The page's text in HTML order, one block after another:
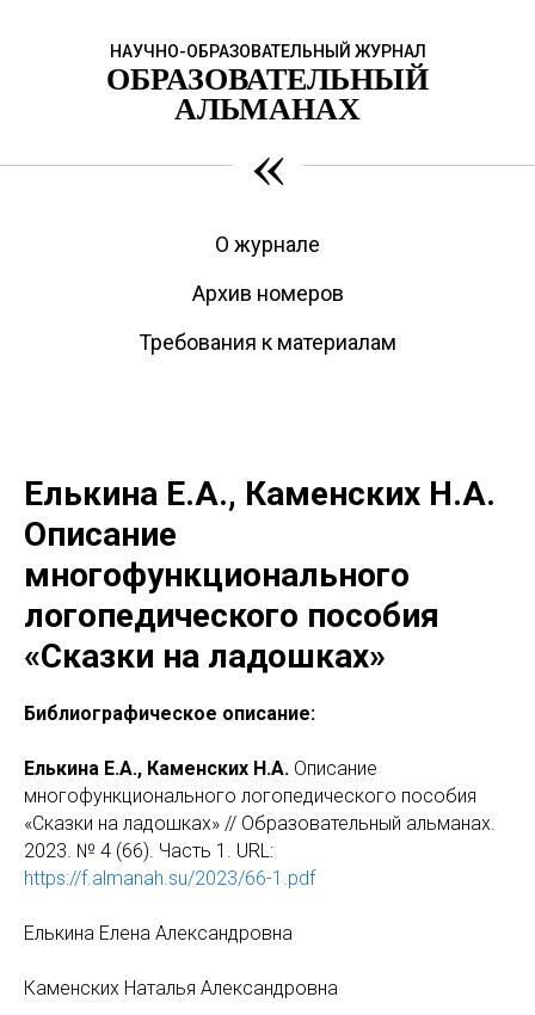
НАУЧНО-ОБРАЗОВАТЕЛЬНЫЙ ЖУРНАЛ
ОБРАЗОВАТЕЛЬНЫЙ
АЛЬМАНАХ
«
О журнале
Архив номеров
Требования к материалам
Елькина Е.А., Каменских Н.А.
Описание
многофункционального
логопедического пособия
«Сказки на ладошках»
Библиографическое описание:
Елькина Е.А., Каменских Н.А. Описание
многофункционального логопедического пособия
«Сказки на ладошках» // Образовательный альманах.
2023. № 4 (66). Часть 1. URL:
https://f.almanah.su/2023/66-1.pdf
Елькина Елена Александровна
Каменских Наталья Александровна